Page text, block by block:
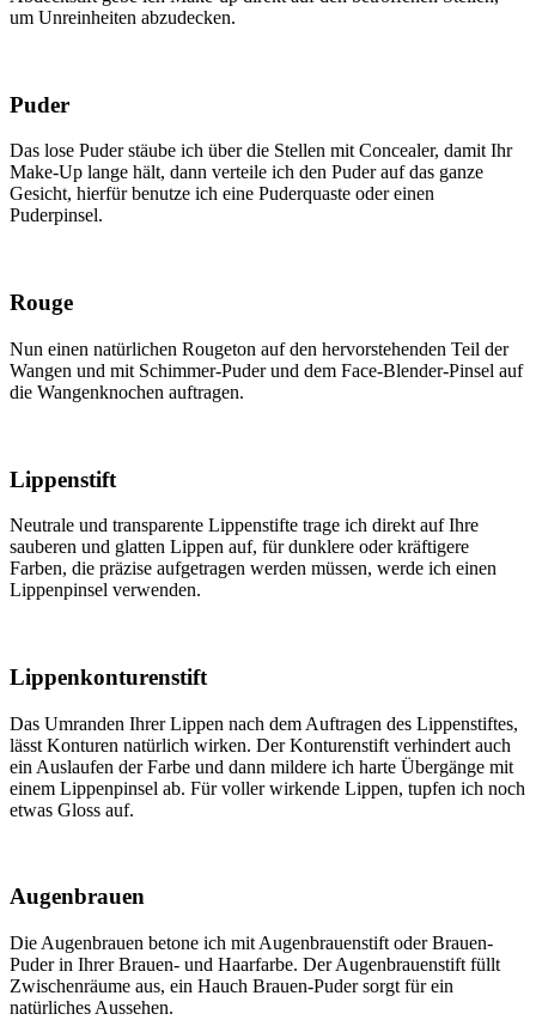
um Unreinheiten abzudecken.
Puder
Das lose Puder stäube ich über die Stellen mit Concealer, damit Ihr
Make-Up lange hält, dann verteile ich den Puder auf das ganze
Gesicht, hierfür benutze ich eine Puderquaste oder einen
Puderpinsel.
Rouge
Nun einen natürlichen Rougeton auf den hervorstehenden Teil der
Wangen und mit Schimmer-Puder und dem Face-Blender-Pinsel auf
die Wangenknochen auftragen.
Lippenstift
Neutrale und transparente Lippenstifte trage ich direkt auf Ihre
sauberen und glatten Lippen auf, für dunklere oder kräftigere
Farben, die präzise aufgetragen werden müssen, werde ich einen
Lippenpinsel verwenden.
Lippenkonturenstift
Das Umranden Ihrer Lippen nach dem Auftragen des Lippenstiftes,
lässt Konturen natürlich wirken. Der Konturenstift verhindert auch
ein Auslaufen der Farbe und dann mildere ich harte Übergänge mit
einem Lippenpinsel ab. Für voller wirkende Lippen, tupfen ich noch
etwas Gloss auf.
Augenbrauen
Die Augenbrauen betone ich mit Augenbrauenstift oder Brauen-
Puder in Ihrer Brauen- und Haarfarbe. Der Augenbrauenstift füllt
Zwischenräume aus, ein Hauch Brauen-Puder sorgt für ein
natürliches Aussehen.